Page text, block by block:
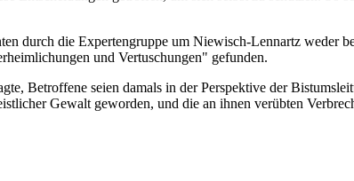
durch die Expertengruppe um Niewisch-Lennartz weder
und Vertuschungen" gefunden.
Betroffene seien damals in der Perspektive der
Gewalt geworden, und die an ihnen verübten